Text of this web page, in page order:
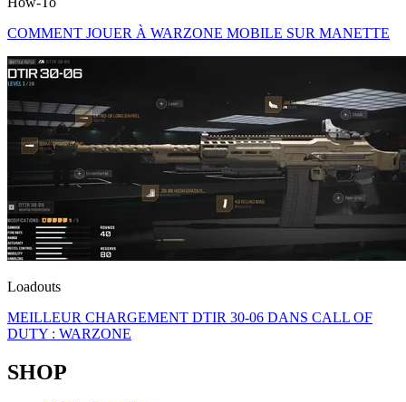
COMMENT JOUER À WARZONE MOBILE SUR MANETTE
Loadouts
MEILLEUR CHARGEMENT DTIR 30-06 DANS CALL OF
DUTY : WARZONE
SHOP